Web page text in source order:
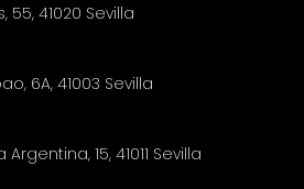
55, 41020 Sevilla
6A, 41003 Sevilla
15, 41011 Sevilla